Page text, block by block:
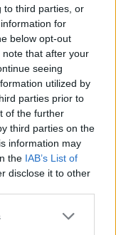
to third parties, or
for
below opt-out
that after your
seeing
utilized by
parties prior to
of the further
third parties on the
information may
the IAB’s List of
disclose it to other
or more Google
y
solares
que…